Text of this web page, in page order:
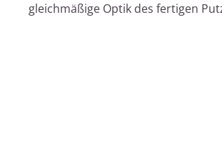
gleichmäßige Optik des fertigen